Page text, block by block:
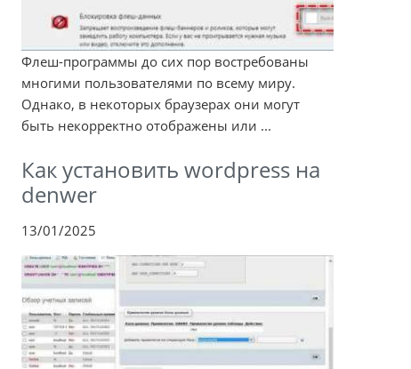
Флеш-программы до сих пор востребованы
многими пользователями по всему миру.
Однако, в некоторых браузерах они могут
быть некорректно отображены или ...
Как установить wordpress на
denwer
13/01/2025